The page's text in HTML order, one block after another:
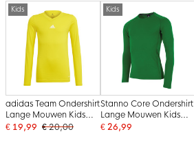
Kids
adidas Team Ondershirt
Lange Mouwen Kids
Geel
€ 19,99 € 20,00
Kids
Stanno Core Ondershirt
Lange Mouwen Kids
Groen
€ 26,99